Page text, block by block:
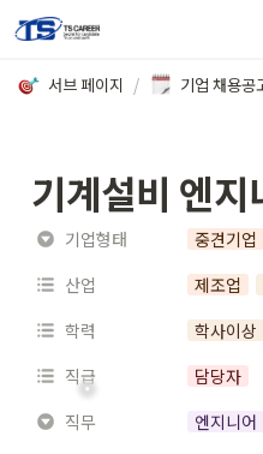
서브 페이지 / 기업 채용공
기계설비 엔지
기업형태
중견기업
산업
제조업
학력
학사이상
직급
담당자
직무
엔지니어